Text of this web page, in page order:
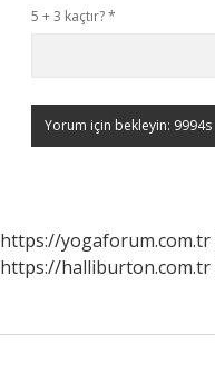
5 + 3 kaçtır?*
https://yogaforum.com.tr
https://halliburton.com.tr